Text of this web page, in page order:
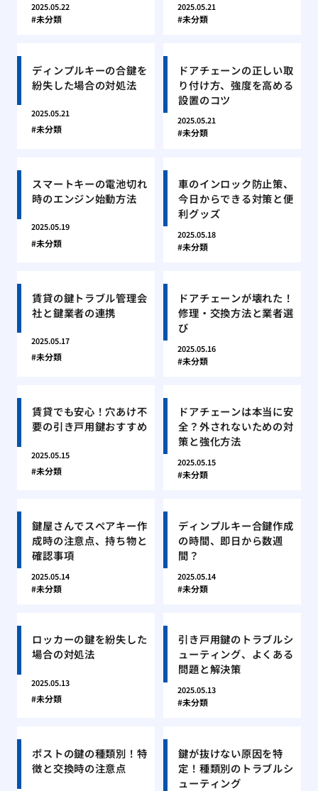
2025.05.22
未分類
2025.05.21
未分類
ディンプルキーの合鍵を
紛失した場合の対処法
2025.05.21
未分類
ドアチェーンの正しい取
り付け方、強度を高める
設置のコツ
2025.05.21
未分類
スマートキーの電池切れ
時のエンジン始動方法
2025.05.19
未分類
車のインロック防止策、
今日からできる対策と便
利グッズ
2025.05.18
未分類
賃貸の鍵トラブル管理会
社と鍵業者の連携
2025.05.17
未分類
ドアチェーンが壊れた！
修理・交換方法と業者選
び
2025.05.16
未分類
賃貸でも安心！穴あけ不
要の引き戸用鍵おすすめ
2025.05.15
未分類
ドアチェーンは本当に安
全？外されないための対
策と強化方法
2025.05.15
未分類
鍵屋さんでスペアキー作
成時の注意点、持ち物と
確認事項
2025.05.14
未分類
ディンプルキー合鍵作成
の時間、即日から数週
間？
2025.05.14
未分類
ロッカーの鍵を紛失した
場合の対処法
2025.05.13
未分類
引き戸用鍵のトラブルシ
ューティング、よくある
問題と解決策
2025.05.13
未分類
ポストの鍵の種類別！特
徴と交換時の注意点
鍵が抜けない原因を特
定！種類別のトラブルシ
ューティング